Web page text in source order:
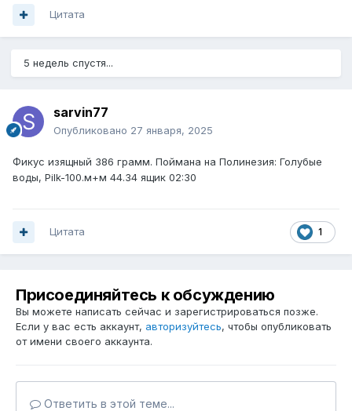
Цитата
5 недель спустя...
sarvin77
Опубликовано 27 января, 2025
Фикус изящный 386 грамм. Поймана на Полинезия: Голубые
воды, Pilk-100.м+м 44.34 ящик 02:30
1
Цитата
Присоединяйтесь к обсуждению
Вы можете написать сейчас и зарегистрироваться позже.
Если у вас есть аккаунт, авторизуйтесь, чтобы опубликовать
от имени своего аккаунта.
Ответить в этой теме...